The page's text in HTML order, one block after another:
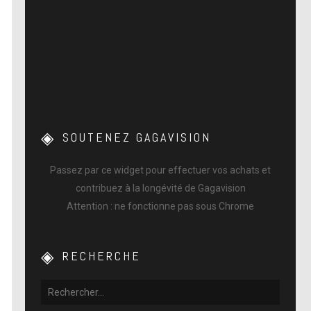
SOUTENEZ GAGAVISION
Passez par ce widget pour effectuer vos achats et
contribuez à la longévité de Gagavision
Attention : ne fonctionne pas sous Chrome
RECHERCHE